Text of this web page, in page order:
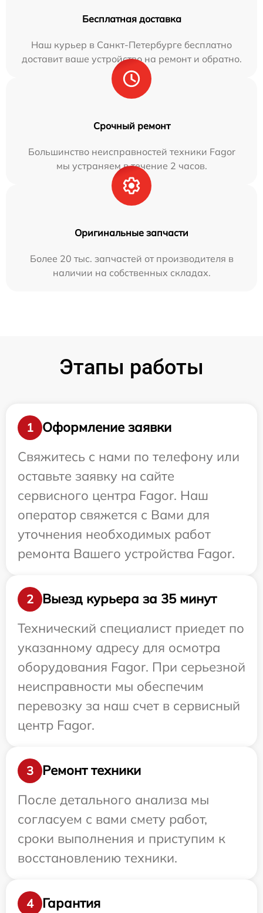
Бесплатная доставка
Наш курьер в Санкт-Петербурге бесплатно
доставит ваше устройство на ремонт и обратно.
Срочный ремонт
Большинство неисправностей техники Fagor
мы устраняем в течение 2 часов.
Оригинальные запчасти
Более 20 тыс. запчастей от производителя в
наличии на собственных складах.
Этапы работы
1
Оформление заявки
Свяжитесь с нами по телефону или
оставьте заявку на сайте
сервисного центра Fagor. Наш
оператор свяжется с Вами для
уточнения необходимых работ
ремонта Вашего устройства Fagor.
2
Выезд курьера за 35 минут
Технический специалист приедет по
указанному адресу для осмотра
оборудования Fagor. При серьезной
неисправности мы обеспечим
перевозку за наш счет в сервисный
центр Fagor.
3
Ремонт техники
После детального анализа мы
согласуем с вами смету работ,
сроки выполнения и приступим к
восстановлению техники.
4 Гарантия